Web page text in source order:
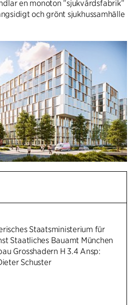
en monoton ”sjukvårdsfabrik”
och grönt sjukhussamhälle
Staatsministerium für
Staatliches Bauamt München
Grosshadern H 3.4 Ansp:
Schuster